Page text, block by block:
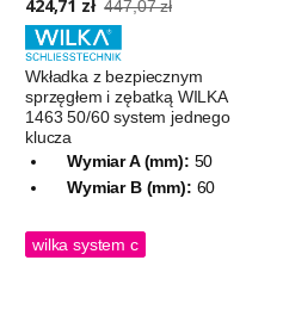
424,71 zł 447,07 zł
Wkładka z bezpiecznym
sprzęgłem i zębatką WILKA
1463 50/60 system jednego
klucza
Wymiar A (mm): 50
Wymiar B (mm): 60
wilka system c